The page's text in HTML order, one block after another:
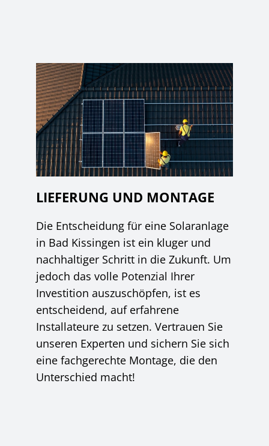
LIEFERUNG UND MONTAGE
Die Entscheidung für eine Solaranlage
in Bad Kissingen ist ein kluger und
nachhaltiger Schritt in die Zukunft. Um
jedoch das volle Potenzial Ihrer
Investition auszuschöpfen, ist es
entscheidend, auf erfahrene
Installateure zu setzen. Vertrauen Sie
unseren Experten und sichern Sie sich
eine fachgerechte Montage, die den
Unterschied macht!